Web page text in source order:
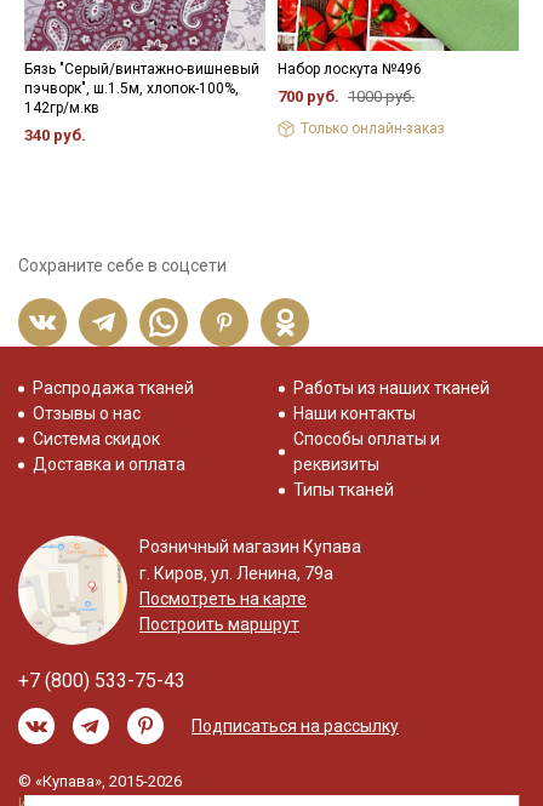
Бязь "Серый/винтажно-вишневый
пэчворк", ш.1.5м, хлопок-100%,
142гр/м.кв
340 руб.
Набор лоскута №496
700 руб. 1000 руб.
Только онлайн-заказ
Сохраните себе в соцсети
Распродажа тканей
Отзывы о нас
Система скидок
Доставка и оплата
Работы из наших тканей
Наши контакты
Способы оплаты и
реквизиты
Типы тканей
Розничный магазин Купава
г. Киров, ул. Ленина, 79а
Посмотреть на карте
Построить маршрут
+7 (800) 533-75-43
Подписаться на рассылку
© «Купава», 2015-2026